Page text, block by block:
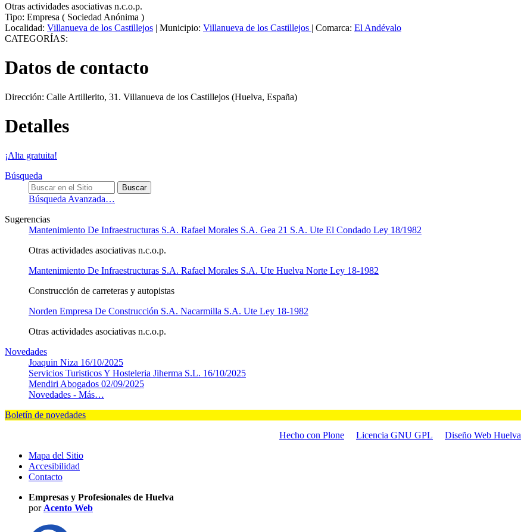
Otras actividades asociativas n.c.o.p.
Tipo: Empresa ( Sociedad Anónima )
Localidad: Villanueva de los Castillejos | Municipio: Villanueva de los Castillejos | Comarca: El Andévalo
CATEGORÍAS:
Datos de contacto
Dirección: Calle Artillerito, 31 . Villanueva de los Castillejos (Huelva, España)
Detalles
¡Alta gratuita!
Búsqueda
Búsqueda Avanzada…
Sugerencias
Mantenimiento De Infraestructuras S.A. Rafael Morales S.A. Gea 21 S.A. Ute El Condado Ley 18/1982
Otras actividades asociativas n.c.o.p.
Mantenimiento De Infraestructuras S.A. Rafael Morales S.A. Ute Huelva Norte Ley 18-1982
Construcción de carreteras y autopistas
Norden Empresa De Construcción S.A. Nacarmilla S.A. Ute Ley 18-1982
Otras actividades asociativas n.c.o.p.
Novedades
Joaquin Niza 16/10/2025
Servicios Turisticos Y Hosteleria Jiherma S.L. 16/10/2025
Mendiri Abogados 02/09/2025
Novedades - Más…
Boletín de novedades
Hecho con Plone
Licencia GNU GPL
Diseño Web Huelva
Mapa del Sitio
Accesibilidad
Contacto
Empresas y Profesionales de Huelva
por Acento Web